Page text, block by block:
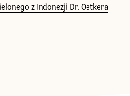
z Indonezji Dr. Oetkera